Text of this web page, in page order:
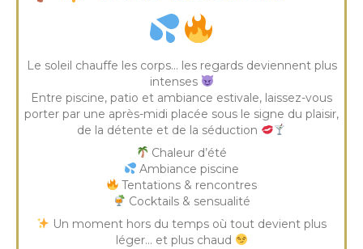
Le soleil chauffe les corps… les regards deviennent plus
intenses
Entre piscine, patio et ambiance estivale, laissez-vous
porter par une après-midi placée sous le signe du plaisir,
de la détente et de la séduction
Chaleur d’été
Ambiance piscine
Tentations & rencontres
Cocktails & sensualité
Un moment hors du temps où tout devient plus
léger… et plus chaud